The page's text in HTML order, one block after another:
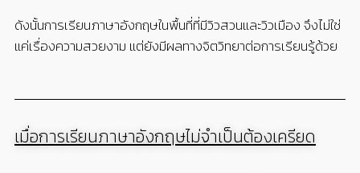
ดังนั้นการเรียนภาษาอังกฤษในพื้นที่ที่มีวิวสวนและวิวเมือง จึงไม่ใช่
แค่เรื่องความสวยงาม แต่ยังมีผลทางจิตวิทยาต่อการเรียนรู้ด้วย
เมื่อการเรียนภาษาอังกฤษไม่จำเป็นต้องเครียด